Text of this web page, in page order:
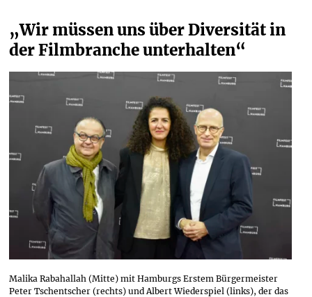
„Wir müssen uns über Diversität in
der Filmbranche unterhalten“
Malika Rabahallah (Mitte) mit Hamburgs Erstem Bürgermeister
Peter Tschentscher (rechts) und Albert Wiederspiel (links), der das